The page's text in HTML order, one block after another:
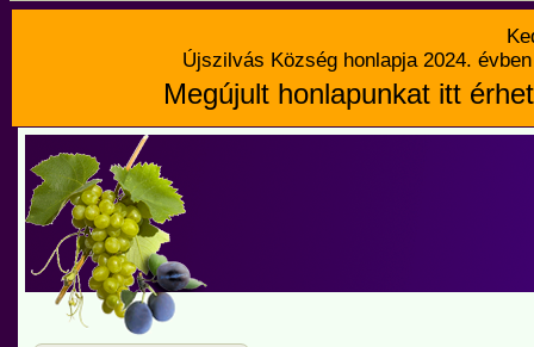
Újszilvás Község honlapja 2024.
Megújult honlapunkat itt